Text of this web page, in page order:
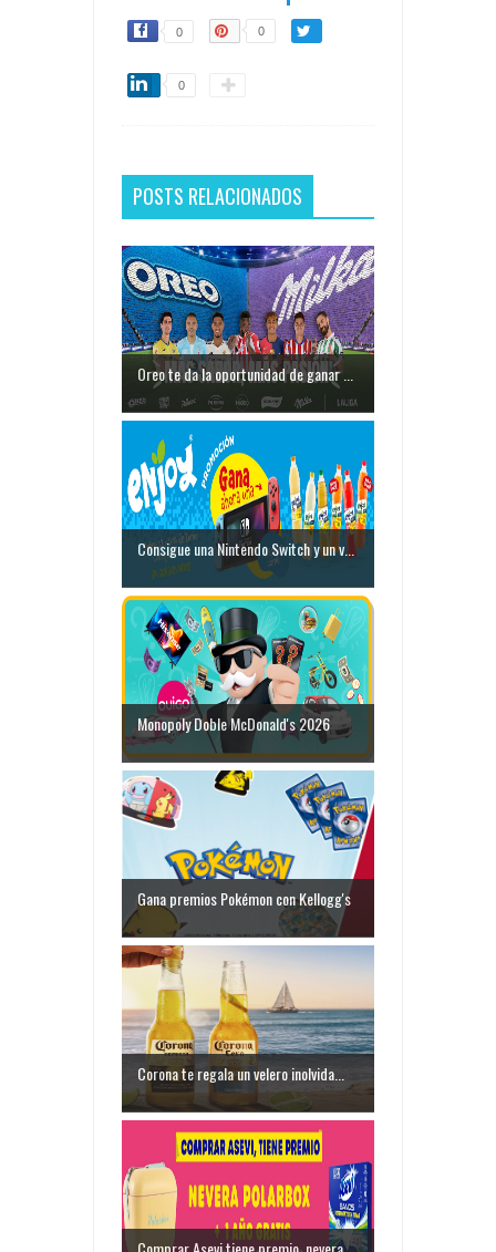
0 0
0
POSTS RELACIONADOS
Oreo te da la oportunidad de ganar ...
Consigue una Nintendo Switch y un v...
Monopoly Doble McDonald's 2026
Gana premios Pokémon con Kellogg's
Corona te regala un velero inolvida...